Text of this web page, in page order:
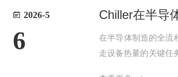
2026-5
6
Chiller在半导
在半导体制造的全流
走设备热量的关键任